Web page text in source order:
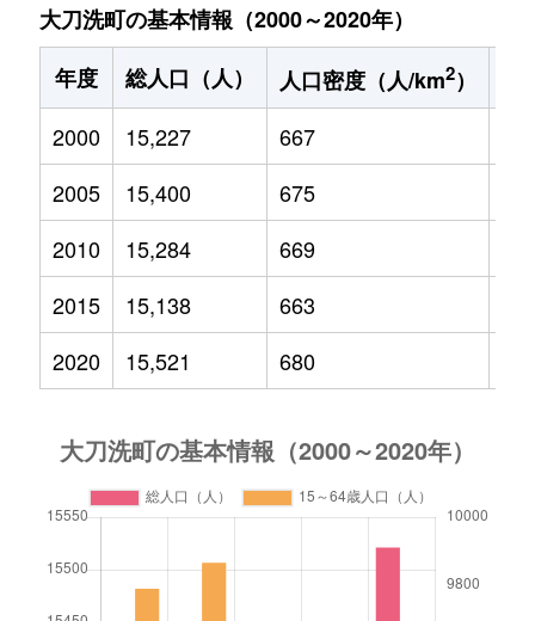
大刀洗町の基本情報（2000～2020年）
年度
総人口（人） 人口密度（人/km2）
2000
15,227 667
2005
15,400 675
2010
15,284 669
2015
15,138 663
2020
15,521 680